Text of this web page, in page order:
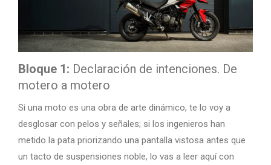
Bloque 1: Declaración de intenciones. De
motero a motero
Si una moto es una obra de arte dinámico, te lo voy a
desglosar con pelos y señales; si los ingenieros han
metido la pata priorizando una pantalla vistosa antes que
un tacto de suspensiones noble, lo vas a leer aquí con